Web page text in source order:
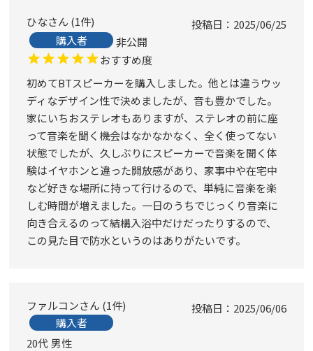
ひな 1件
購入者
非公開
投稿日 2025/06/25
おすすめ度
初めてBTスピーカーを購入しました。他とは違うウッ
ディなデザイン性で決めましたが、音も豊かでした。
家にいちおステレオもありますが、ステレオの前に座
って音楽を聞く機会はなかなかなく、全く使ってない
状態でしたが、久しぶりにスピーカーで音楽を聞く体
験はイヤホンと違った開放感があり、家事中や在宅中
など好きな場所に持って行けるので、単純に音楽を楽
しむ時間が増えました。一日のうちでじっくり音楽に
向き合えるのって結構入浴中だけだったりするので、
この見た目で防水というのはありがたいです。
ファルコン 1件
購入者
20代 男性
投稿日 2025/06/06